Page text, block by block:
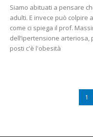
Siamo abituati a pensare
adulti. E invece può colpire
come ci spiega il prof.
dell’ipertensione
posti c'è l'obesità
1